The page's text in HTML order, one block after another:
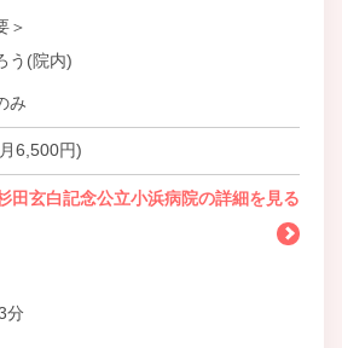
＞
う(院内)
み
6,500円)
田玄白記念公立小浜病院の詳細を見る
分